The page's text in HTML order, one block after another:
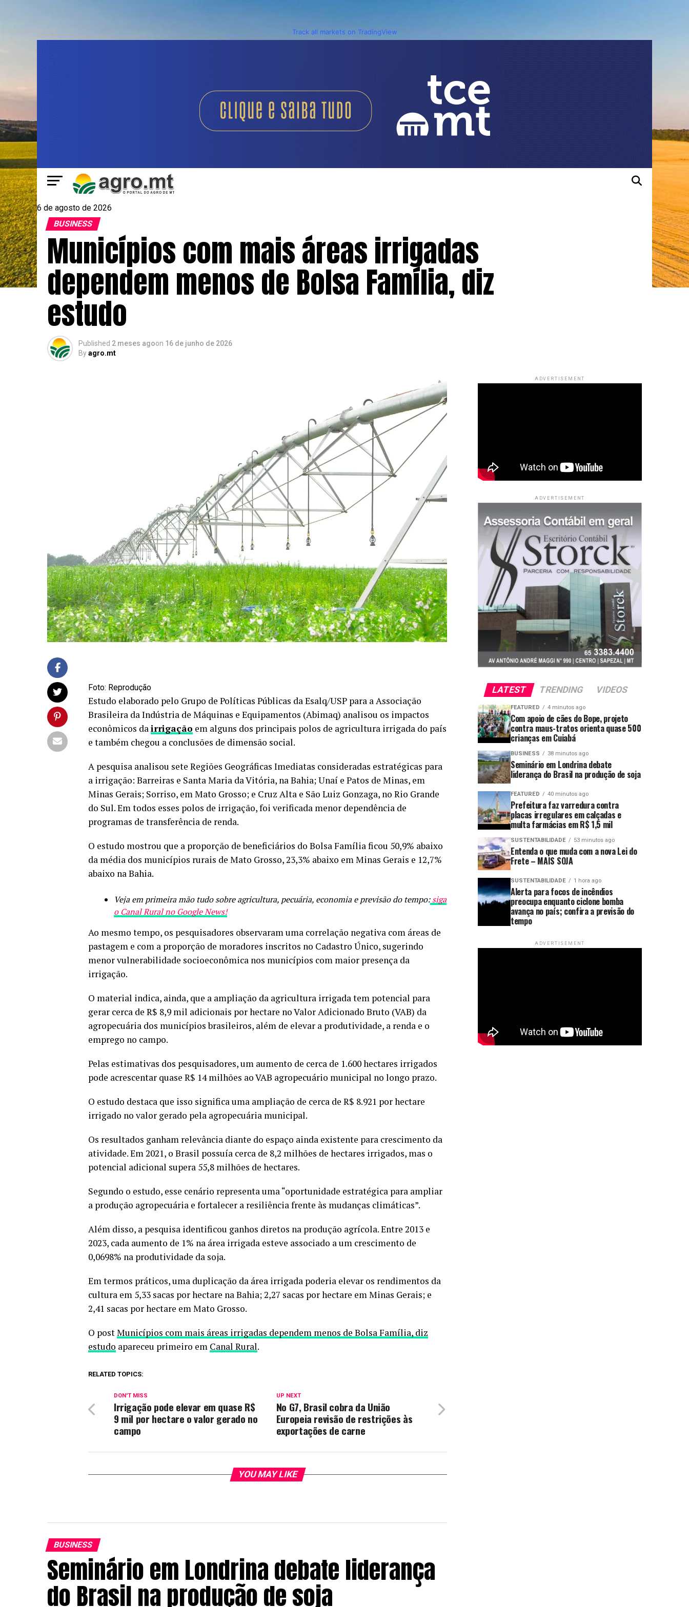
Track all markets on TradingView
6 de agosto de 2026
BUSINESS
Municípios com mais áreas irrigadas
dependem menos de Bolsa Família, diz
estudo
Published 2 meses agoon 16 de junho de 2026
Byagro.mt
Foto: Reprodução
Estudo elaborado pelo Grupo de Políticas Públicas da Esalq/USP para a Associação
Brasileira da Indústria de Máquinas e Equipamentos (Abimaq) analisou os impactos
econômicos dairrigação em alguns dos principais polos de agricultura irrigada do país
e também chegou a conclusões de dimensão social.
A pesquisa analisou sete Regiões Geográficas Imediatas consideradas estratégicas para
a irrigação: Barreiras e Santa Maria da Vitória, na Bahia; Unaí e Patos de Minas, em
Minas Gerais; Sorriso, em Mato Grosso; e Cruz Alta e São Luiz Gonzaga, no Rio Grande
do Sul. Em todos esses polos de irrigação, foi verificada menor dependência de
programas de transferência de renda.
O estudo mostrou que a proporção de beneficiários do Bolsa Família ficou 50,9% abaixo
da média dos municípios rurais de Mato Grosso, 23,3% abaixo em Minas Gerais e 12,7%
abaixo na Bahia.
Veja em primeira mão tudo sobre agricultura, pecuária, economia e previsão do tempo: siga
o Canal Rural no Google News!
Ao mesmo tempo, os pesquisadores observaram uma correlação negativa com áreas de
pastagem e com a proporção de moradores inscritos no Cadastro Único, sugerindo
menor vulnerabilidade socioeconômica nos municípios com maior presença da
irrigação.
O material indica, ainda, que a ampliação da agricultura irrigada tem potencial para
gerar cerca de R$ 8,9 mil adicionais por hectare no Valor Adicionado Bruto (VAB) da
agropecuária dos municípios brasileiros, além de elevar a produtividade, a renda e o
emprego no campo.
Pelas estimativas dos pesquisadores, um aumento de cerca de 1.600 hectares irrigados
pode acrescentar quase R$ 14 milhões ao VAB agropecuário municipal no longo prazo.
O estudo destaca que isso significa uma ampliação de cerca de R$ 8.921 por hectare
irrigado no valor gerado pela agropecuária municipal.
Os resultados ganham relevância diante do espaço ainda existente para crescimento da
atividade. Em 2021, o Brasil possuía cerca de 8,2 milhões de hectares irrigados, mas o
potencial adicional supera 55,8 milhões de hectares.
Segundo o estudo, esse cenário representa uma “oportunidade estratégica para ampliar
a produção agropecuária e fortalecer a resiliência frente às mudanças climáticas”.
Além disso, a pesquisa identificou ganhos diretos na produção agrícola. Entre 2013 e
2023, cada aumento de 1% na área irrigada esteve associado a um crescimento de
0,0698% na produtividade da soja.
Em termos práticos, uma duplicação da área irrigada poderia elevar os rendimentos da
cultura em 5,33 sacas por hectare na Bahia; 2,27 sacas por hectare em Minas Gerais; e
2,41 sacas por hectare em Mato Grosso.
O postMunicípios com mais áreas irrigadas dependem menos de Bolsa Família, diz
estudo apareceu primeiro em Canal Rural.
RELATED TOPICS:
UP NEXT
No G7, Brasil cobra da União
Europeia revisão de restrições às
exportações de carne
DON'T MISS
Irrigação pode elevar em quase R$
9 mil por hectare o valor gerado no
campo
YOU MAY LIKE
BUSINESS
Seminário em Londrina debate liderança
do Brasil na produção de soja
ADVERTISEMENT
ADVERTISEMENT
LATEST TRENDING VIDEOS
FEATURED 4 minutos ago
Com apoio de cães do Bope, projeto
contra maus-tratos orienta quase 500
crianças em Cuiabá
BUSINESS 38 minutos ago
Seminário em Londrina debate
liderança do Brasil na produção de soja
FEATURED 40 minutos ago
Prefeitura faz varredura contra
placas irregulares em calçadas e
multa farmácias em R$ 1,5 mil
SUSTENTABILIDADE 53 minutos ago
Entenda o que muda com a nova Lei do
Frete – MAIS SOJA
SUSTENTABILIDADE 1 hora ago
Alerta para focos de incêndios
preocupa enquanto ciclone bomba
avança no país; confira a previsão do
tempo
ADVERTISEMENT